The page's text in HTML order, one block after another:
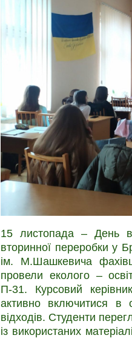
15 листопада – День
вторинної переробки у
ім. М.Шашкевича
провели еколого –
П-31. Курсовий
активно включитися в
відходів. Студенти
із використаних